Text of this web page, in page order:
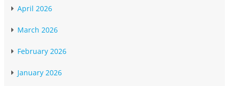
April 2026
March 2026
February 2026
January 2026